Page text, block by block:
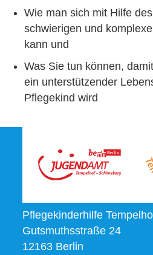
Wie man sich mit Hilfe
schwierigen und
kann und
Was Sie tun können,
ein unterstützender
Pflegekind wird
Pflegekinderhilfe
Gutsmuthsstraße 24
12163 Berlin